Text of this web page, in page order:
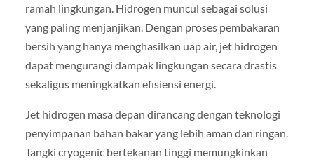
ramah lingkungan. Hidrogen muncul sebagai solusi
yang paling menjanjikan. Dengan proses pembakaran
bersih yang hanya menghasilkan uap air, jet hidrogen
dapat mengurangi dampak lingkungan secara drastis
sekaligus meningkatkan efisiensi energi.
Jet hidrogen masa depan dirancang dengan teknologi
penyimpanan bahan bakar yang lebih aman dan ringan.
Tangki cryogenic bertekanan tinggi memungkinkan